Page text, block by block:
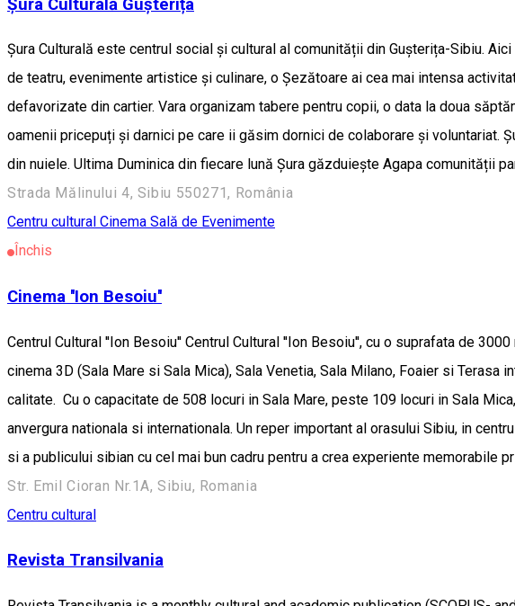
Șura Culturală Gușterița
Șura Culturală este centrul social și cultural al comunității din Gușterița-Sibiu.
de teatru, evenimente artistice și culinare, o Șezătoare ai cea mai intensa
defavorizate din cartier. Vara organizam tabere pentru copii, o data la doua
oamenii pricepuți și darnici pe care ii găsim dornici de colaborare și voluntariat.
din nuiele. Ultima Duminica din fiecare lună Șura găzduiește Agapa comunității
Strada Mălinului 4, Sibiu 550271, România
Centru cultural Cinema Sală de Evenimente
Închis
Cinema ''Ion Besoiu''
Centrul Cultural ''Ion Besoiu'' Centrul Cultural ''Ion Besoiu'', cu o suprafata de
cinema 3D (Sala Mare si Sala Mica), Sala Venetia, Sala Milano, Foaier si
calitate. Cu o capacitate de 508 locuri in Sala Mare, peste 109 locuri in Sala
anvergura nationala si internationala. Un reper important al orasului Sibiu, in
si a publicului sibian cu cel mai bun cadru pentru a crea experiente memorabile
Str. Emil Cioran Nr.1A, Sibiu, Romania
Centru cultural
Revista Transilvania